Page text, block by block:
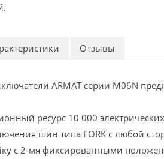
Отзывы
ARMAT серии M06N
ресурс 10 000
шин типа FORK с любой
с 2-мя фиксированными